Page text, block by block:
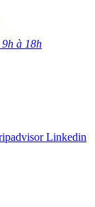
9h à 18h
Linkedin